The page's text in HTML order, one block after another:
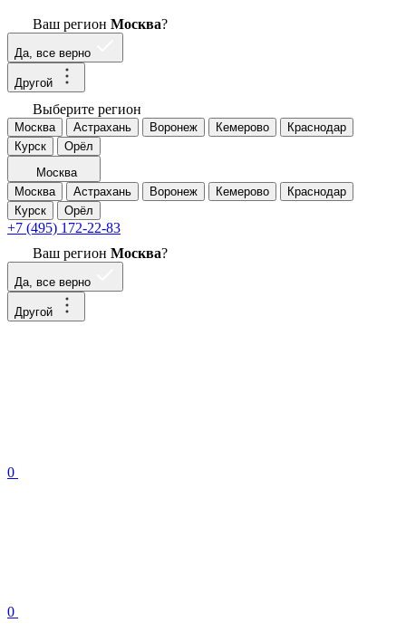
Ваш регион Москва?
Да, все верно
Другой
Выберите регион
Москва Астрахань Воронеж Кемерово
Краснодар
Курск
Орёл
Москва
Москва
Астрахань Воронеж Кемерово
Краснодар
Курск
Орёл
+7 (495) 172-22-83
Ваш регион Москва?
Да, все верно
Другой
0
0